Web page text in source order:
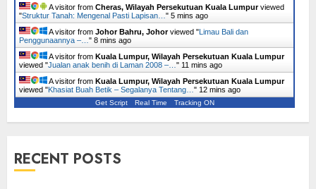
A visitor from Cheras, Wilayah Persekutuan Kuala Lumpurviewed
"Struktur Tanah: Mengenal Pasti Lapisan… " 5 mins ago
A visitor from Johor Bahru, Johorviewed "Limau Bali dan
Penggunaannya –… " 8 mins ago
A visitor from Kuala Lumpur, Wilayah Persekutuan Kuala Lumpur
viewed "Jualan anak benih di Laman 2008 –… " 11 mins ago
A visitor from Kuala Lumpur, Wilayah Persekutuan Kuala Lumpur
viewed "Khasiat Buah Betik – Segalanya Tentang… " 12 mins ago
Get Script Real Time Tracking ON
RECENT POSTS